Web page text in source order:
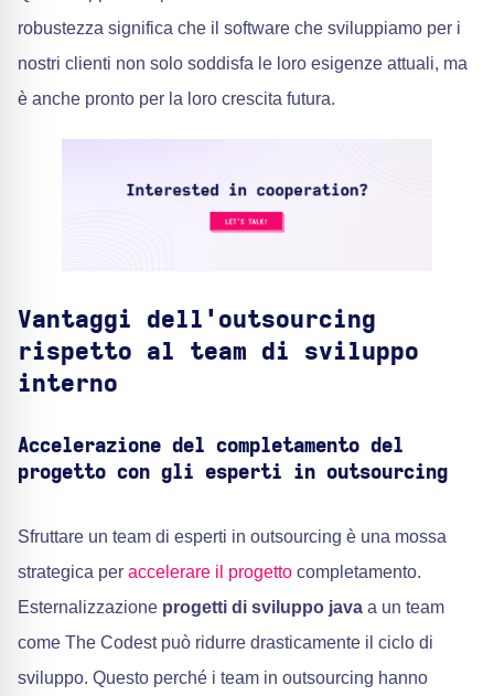
robustezza significa che il software che sviluppiamo per i
nostri clienti non solo soddisfa le loro esigenze attuali, ma
è anche pronto per la loro crescita futura.
Vantaggi dell'outsourcing
rispetto al team di sviluppo
interno
Accelerazione del completamento del
progetto con gli esperti in outsourcing
Sfruttare un team di esperti in outsourcing è una mossa
strategica per accelerare il progetto completamento.
Esternalizzazione progetti di sviluppo java a un team
come The Codest può ridurre drasticamente il ciclo di
sviluppo. Questo perché i team in outsourcing hanno